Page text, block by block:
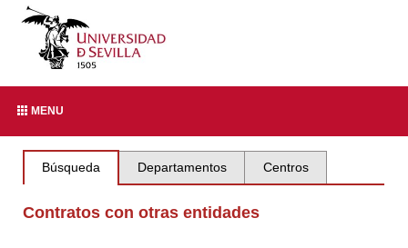
MENU
Búsqueda Departamentos Centros
Contratos con otras entidades